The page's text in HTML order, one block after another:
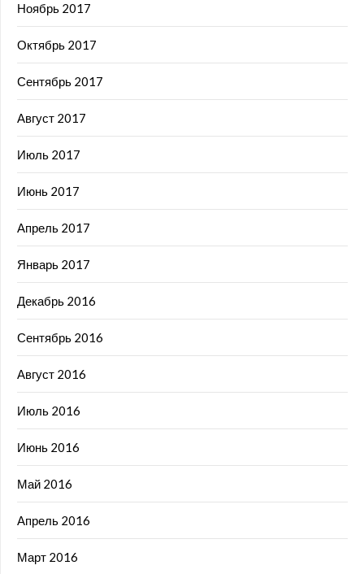
Ноябрь 2017
Октябрь 2017
Сентябрь 2017
Август 2017
Июль 2017
Июнь 2017
Апрель 2017
Январь 2017
Декабрь 2016
Сентябрь 2016
Август 2016
Июль 2016
Июнь 2016
Май 2016
Апрель 2016
Март 2016